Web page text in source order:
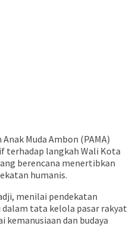
Muda Ambon (PAMA)
terhadap langkah Wali Kota
berencana menertibkan
humanis.
menilai pendekatan
tata kelola pasar rakyat
dan budaya